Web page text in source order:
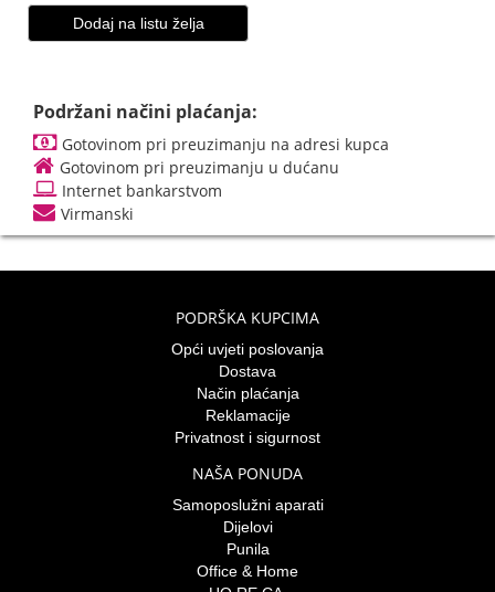
Dodaj na listu želja
Podržani načini plaćanja:
Gotovinom pri preuzimanju na adresi kupca
Gotovinom pri preuzimanju u dućanu
Internet bankarstvom
Virmanski
PODRŠKA KUPCIMA
Opći uvjeti poslovanja
Dostava
Način plaćanja
Reklamacije
Privatnost i sigurnost
NAŠA PONUDA
Samoposlužni aparati
Dijelovi
Punila
Office & Home